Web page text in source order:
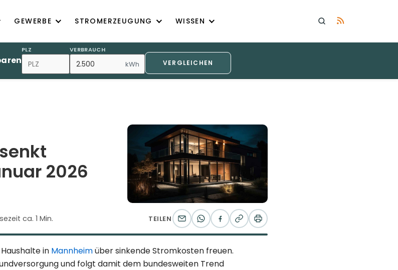
GEWERBE STROMERZEUGUNG WISSEN
PLZ VERBRAUCH
kWh VERGLEICHEN
2026
ca. 1 Min. TEILEN
in Mannheimüber sinkende Stromkosten freuen.
und folgt damit dem bundesweiten Trend